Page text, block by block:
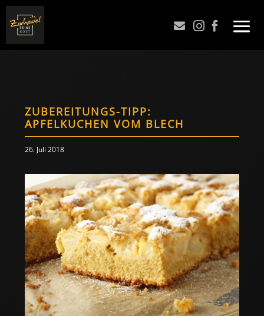
  
ZUBEREITUNGS-TIPP:
APFELKUCHEN VOM BLECH
26. Juli 2018